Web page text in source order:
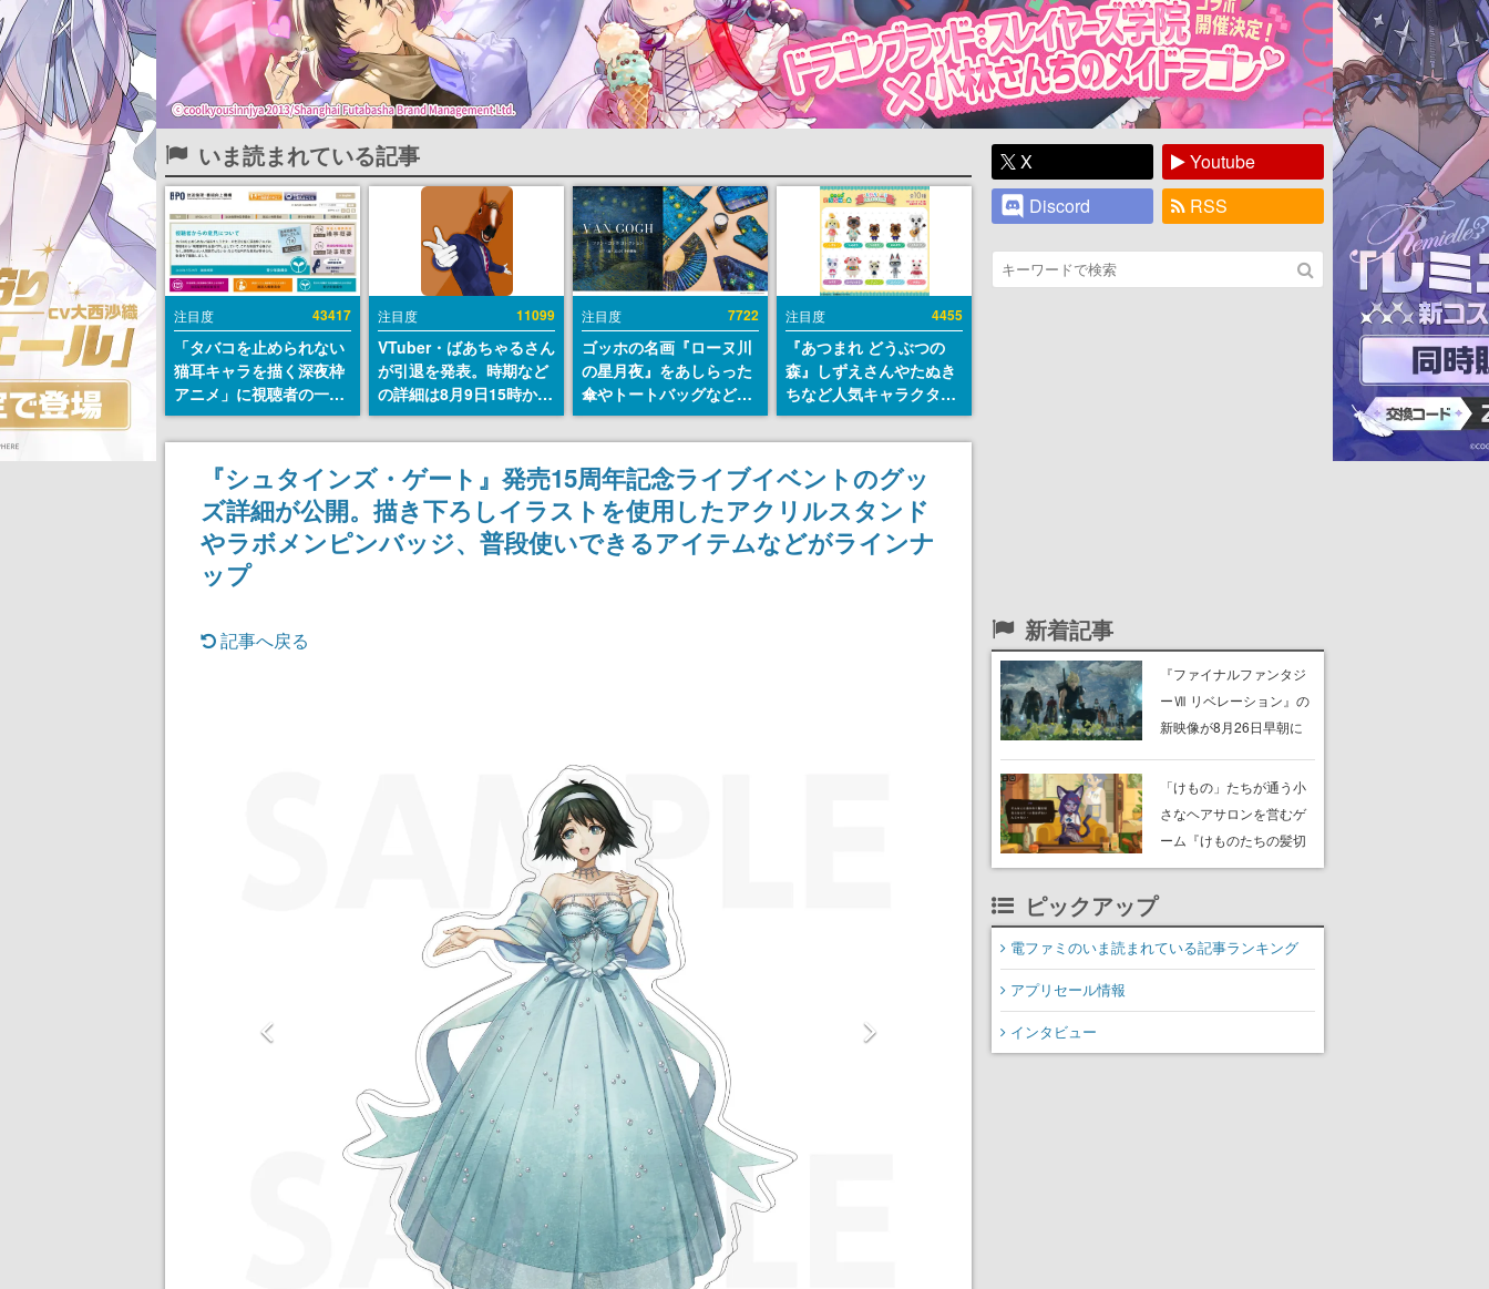
いま読まれている記事
注目度 43417
「タバコを止められない
猫耳キャラを描く深夜枠
アニメ」に視聴者の一部
から批判意見。違法薬物
の使用と思しき描写も含
めて、BPOが議論を交わ
注目度 11099
VTuber・ばあちゃるさん
が引退を発表。時期など
の詳細は8月9日15時から
の配信で説明
注目度 7722
ゴッホの名画『ローヌ川
の星月夜』をあしらった
傘やトートバッグなどが
登場。8月7日21時より2
日間限定で予約販売
注目度 4455
『あつまれ どうぶつの
森』しずえさんやたぬき
ちなど人気キャラクター
のフロッキードールが9
月に発売開始。「とたけ
け」や「ちゃちゃまる」
も
『シュタインズ・ゲート』発売15周年記念ライブイベントのグッ
ズ詳細が公開。描き下ろしイラストを使用したアクリルスタンド
やラボメンピンバッジ、普段使いできるアイテムなどがラインナ
ップ
記事へ戻る
X
Youtube
Discord
RSS
新着記事
『ファイナルファンタジ
ーⅦ リベレーション』の
新映像が8月26日早朝に
クシリーズの完結編、
「gamescom」のオープ
ニングナイトライブにて
「けもの」たちが通う小
さなヘアサロンを営むゲ
ーム『けものたちの髪切
り屋』体験版が配信開
んでる髪型”を見つけ出す
ピックアップ
電ファミのいま読まれている記事ランキング
アプリセール情報
インタビュー